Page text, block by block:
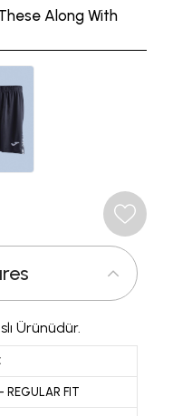
Along With
Ürünüdür.
REGULAR FIT